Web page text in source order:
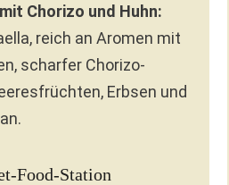
Chorizo und Huhn:
reich an Aromen mit
scharfer Chorizo-
Erbsen und
Food-Station